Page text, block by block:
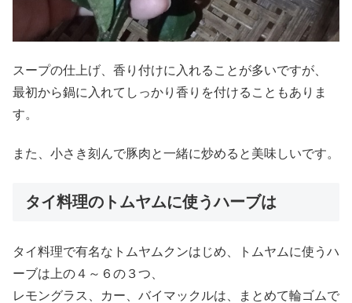
スープの仕上げ、香り付けに入れることが多いですが、
最初から鍋に入れてしっかり香りを付けることもありま
す。
また、小さき刻んで豚肉と一緒に炒めると美味しいです。
タイ料理のトムヤムに使うハーブは
タイ料理で有名なトムヤムクンはじめ、トムヤムに使うハ
ーブは上の４～６の３つ、
レモングラス、カー、バイマックルは、まとめて輪ゴムで